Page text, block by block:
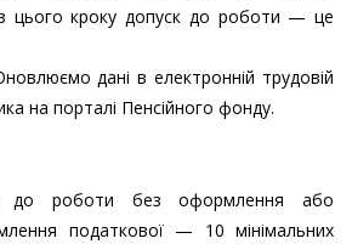
цього кроку допуск до роботи — це
дані в електронній трудовій
на порталі Пенсійного фонду.
до роботи без оформлення або
податкової — 10 мінімальних